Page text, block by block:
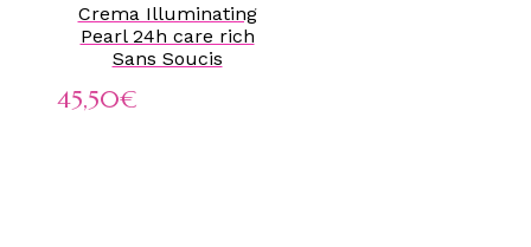
Crema Illuminating
Pearl 24h care rich
Sans Soucis
45,50€